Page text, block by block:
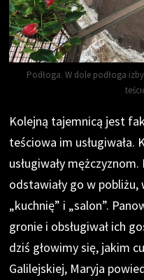
Podłoga. W dole podłoga
Kolejną tajemnicą jest
teściowa im
usługiwały
odstawiały go w pobliżu,
„kuchnię” i „salon”.
gronie i obsługiwał ich
dziś głowimy się, jakim
Galilejskiej, Maryja